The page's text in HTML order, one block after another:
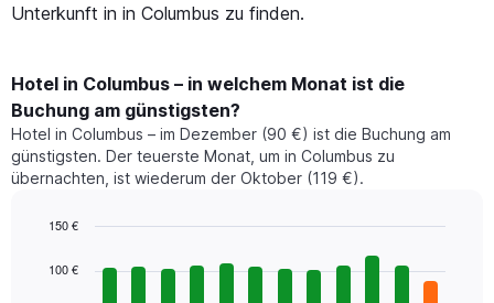
Unterkunft in in Columbus zu finden.
Hotel in Columbus – in welchem Monat ist die
Buchung am günstigsten?
Hotel in Columbus – im Dezember (90 €) ist die Buchung am
günstigsten. Der teuerste Monat, um in Columbus zu
übernachten, ist wiederum der Oktober (119 €).
chart
graphic.
100 €
150 €